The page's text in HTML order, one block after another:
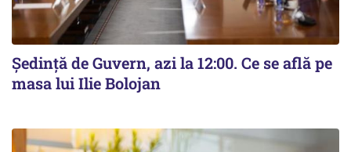
Ședință de Guvern, azi la 12:00. Ce se află pe
masa lui Ilie Bolojan